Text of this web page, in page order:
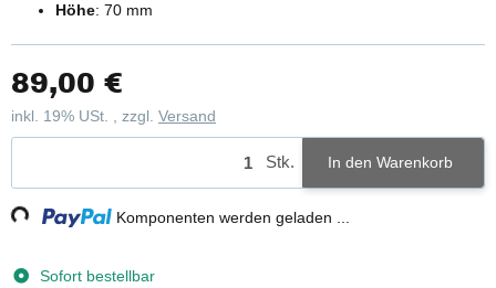
Höhe: 70 mm
89,00 €
inkl. 19% USt. , zzgl. Versand
Stk. In den Warenkorb
Komponenten werden geladen ...
Sofort bestellbar